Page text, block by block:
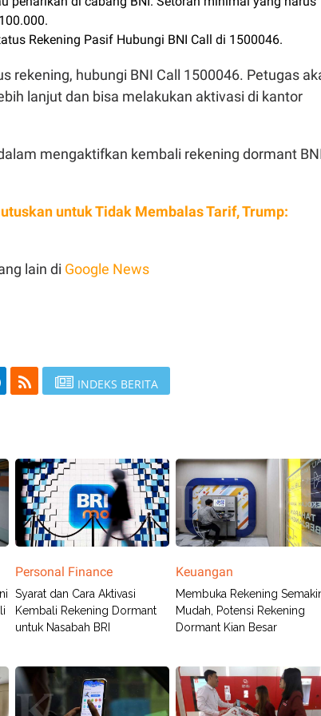
Rekening Pasif Hubungi BNI Call di 1500046.
rekening, hubungi BNI Call 1500046. Petugas
lanjut dan bisa melakukan aktivasi di kantor
mengaktifkan kembali rekening dormant
untuk Tidak Membalas Tarif, Trump:
lain di Google News
INDEKS BERITA
Personal Finance
Syarat dan Cara Aktivasi
Kembali Rekening Dormant
untuk Nasabah BRI
Keuangan
Membuka Rekening
Mudah, Potensi Rekening
Dormant Kian Besar